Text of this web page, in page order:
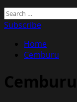
Primary
Menu
Search
for:
Subscribe
Home
Cemburu
Cemburu